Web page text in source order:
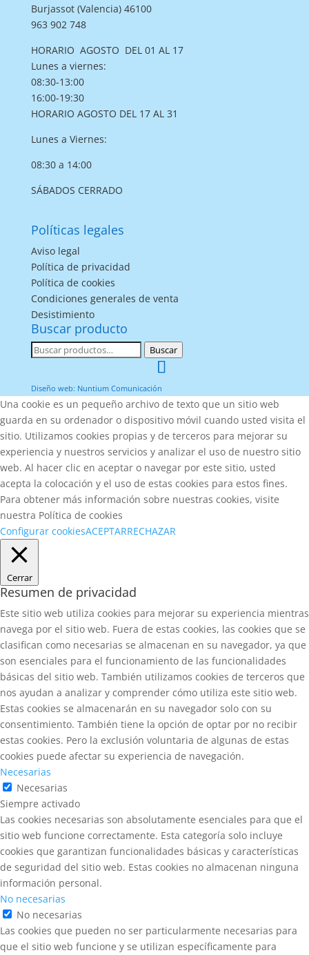
Burjassot (Valencia) 46100
963 902 748
HORARIO AGOSTO DEL 01 AL 17
Lunes a viernes:
08:30-13:00
16:00-19:30
HORARIO AGOSTO DEL 17 AL 31
Lunes a Viernes:
08:30 a 14:00
SÁBADOS CERRADO
Políticas legales
Aviso legal
Política de privacidad
Política de cookies
Condiciones generales de venta
Desistimiento
Buscar producto
Buscar
Buscar
Diseño web: Nuntium Comunicación
Una cookie es un pequeño archivo de texto que un sitio web
guarda en su ordenador o dispositivo móvil cuando usted visita el
sitio. Utilizamos cookies propias y de terceros para mejorar su
experiencia y nuestros servicios y analizar el uso de nuestro sitio
web. Al hacer clic en aceptar o navegar por este sitio, usted
acepta la colocación y el uso de estas cookies para estos fines.
Para obtener más información sobre nuestras cookies, visite
nuestra Política de cookies
Configurar cookiesACEPTARRECHAZAR
Cerrar
Resumen de privacidad
Este sitio web utiliza cookies para mejorar su experiencia mientras
navega por el sitio web. Fuera de estas cookies, las cookies que se
clasifican como necesarias se almacenan en su navegador, ya que
son esenciales para el funcionamiento de las funcionalidades
básicas del sitio web. También utilizamos cookies de terceros que
nos ayudan a analizar y comprender cómo utiliza este sitio web.
Estas cookies se almacenarán en su navegador solo con su
consentimiento. También tiene la opción de optar por no recibir
estas cookies. Pero la exclusión voluntaria de algunas de estas
cookies puede afectar su experiencia de navegación.
Necesarias
Necesarias
Siempre activado
Las cookies necesarias son absolutamente esenciales para que el
sitio web funcione correctamente. Esta categoría solo incluye
cookies que garantizan funcionalidades básicas y características
de seguridad del sitio web. Estas cookies no almacenan ninguna
información personal.
No necesarias
No necesarias
Las cookies que pueden no ser particularmente necesarias para
que el sitio web funcione y se utilizan específicamente para